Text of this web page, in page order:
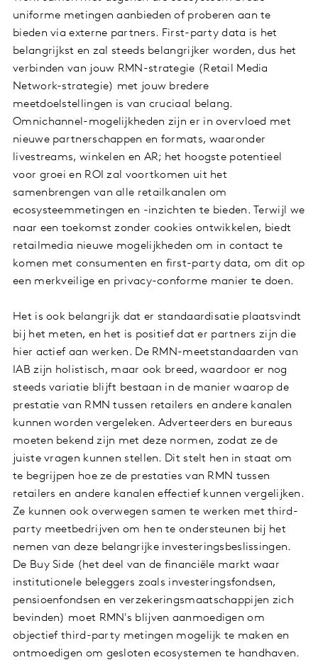
uniforme metingen aanbieden of proberen aan te
bieden via externe partners. First-party data is het
belangrijkst en zal steeds belangrijker worden, dus het
verbinden van jouw RMN-strategie (Retail Media
Network-strategie) met jouw bredere
meetdoelstellingen is van cruciaal belang.
Omnichannel-mogelijkheden zijn er in overvloed met
nieuwe partnerschappen en formats, waaronder
livestreams, winkelen en AR; het hoogste potentieel
voor groei en ROI zal voortkomen uit het
samenbrengen van alle retailkanalen om
ecosysteemmetingen en -inzichten te bieden. Terwijl we
naar een toekomst zonder cookies ontwikkelen, biedt
retailmedia nieuwe mogelijkheden om in contact te
komen met consumenten en first-party data, om dit op
een merkveilige en privacy-conforme manier te doen.
Het is ook belangrijk dat er standaardisatie plaatsvindt
bij het meten, en het is positief dat er partners zijn die
hier actief aan werken. De RMN-meetstandaarden van
IAB zijn holistisch, maar ook breed, waardoor er nog
steeds variatie blijft bestaan in de manier waarop de
prestatie van RMN tussen retailers en andere kanalen
kunnen worden vergeleken. Adverteerders en bureaus
moeten bekend zijn met deze normen, zodat ze de
juiste vragen kunnen stellen. Dit stelt hen in staat om
te begrijpen hoe ze de prestaties van RMN tussen
retailers en andere kanalen effectief kunnen vergelijken.
Ze kunnen ook overwegen samen te werken met third-
party meetbedrijven om hen te ondersteunen bij het
nemen van deze belangrijke investeringsbeslissingen.
De Buy Side (het deel van de financiële markt waar
institutionele beleggers zoals investeringsfondsen,
pensioenfondsen en verzekeringsmaatschappijen zich
bevinden) moet RMN's blijven aanmoedigen om
objectief third-party metingen mogelijk te maken en
ontmoedigen om gesloten ecosystemen te handhaven.